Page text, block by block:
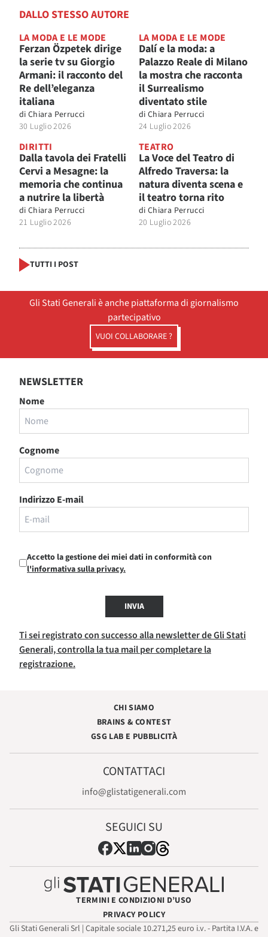
DALLO STESSO AUTORE
LA MODA E LE MODE
Ferzan Özpetek dirige
la serie tv su Giorgio
Armani: il racconto del
Re dell’eleganza
italiana
di Chiara Perrucci
30 Luglio 2026
LA MODA E LE MODE
Dalí e la moda: a
Palazzo Reale di Milano
la mostra che racconta
il Surrealismo
diventato stile
di Chiara Perrucci
24 Luglio 2026
DIRITTI
Dalla tavola dei Fratelli
Cervi a Mesagne: la
memoria che continua
a nutrire la libertà
di Chiara Perrucci
21 Luglio 2026
TEATRO
La Voce del Teatro di
Alfredo Traversa: la
natura diventa scena e
il teatro torna rito
di Chiara Perrucci
20 Luglio 2026
TUTTI I POST
Gli Stati Generali è anche piattaforma di giornalismo
partecipativo
VUOI COLLABORARE ?
NEWSLETTER
Nome
Cognome
Indirizzo E-mail
Accetto la gestione dei miei dati in conformità con
l'informativa sulla privacy.
INVIA
Ti sei registrato con successo alla newsletter de Gli Stati
Generali, controlla la tua mail per completare la
registrazione.
CHI SIAMO
BRAINS & CONTEST
GSG LAB E PUBBLICITÀ
CONTATTACI
info@glistatigenerali.com
SEGUICI SU
TERMINI E CONDIZIONI D’USO
PRIVACY POLICY
Gli Stati Generali Srl | Capitale sociale 10.271,25 euro i.v. - Partita I.V.A. e